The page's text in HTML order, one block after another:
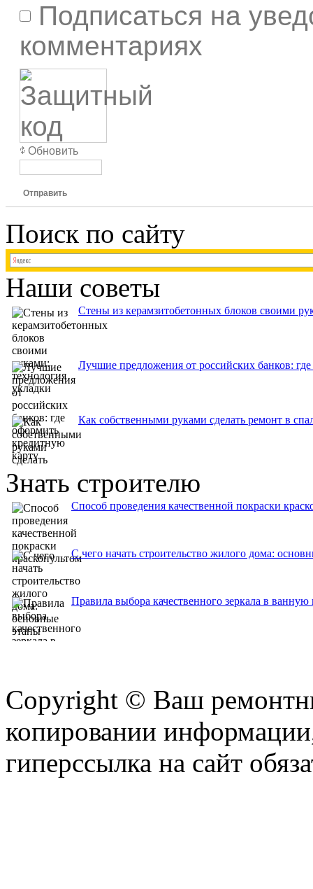
Подписаться на
комментариях
Обновить
Отправить
Поиск по сайту
Наши советы
Стены из керамзитобетонных блоков своими
Лучшие предложения от российских банков:
Как собственными руками сделать ремонт в
Знать строителю
Способ проведения качественной покраски
С чего начать строительство жилого дома:
Правила выбора качественного зеркала в ванную
Copyright © Ваш
копировании
гиперссылка на сайт